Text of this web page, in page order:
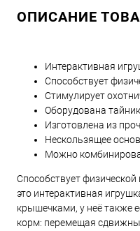
ОПИСАНИЕ
Интерактивная
Способствует
Стимулирует
Оборудована
Изготовлена из
Нескользящее
Можно
Способствует
это интерактивная
крышечками, у неё также
корм: перемещая